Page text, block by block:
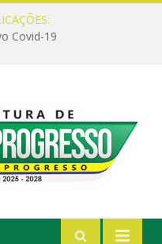
Covid-19